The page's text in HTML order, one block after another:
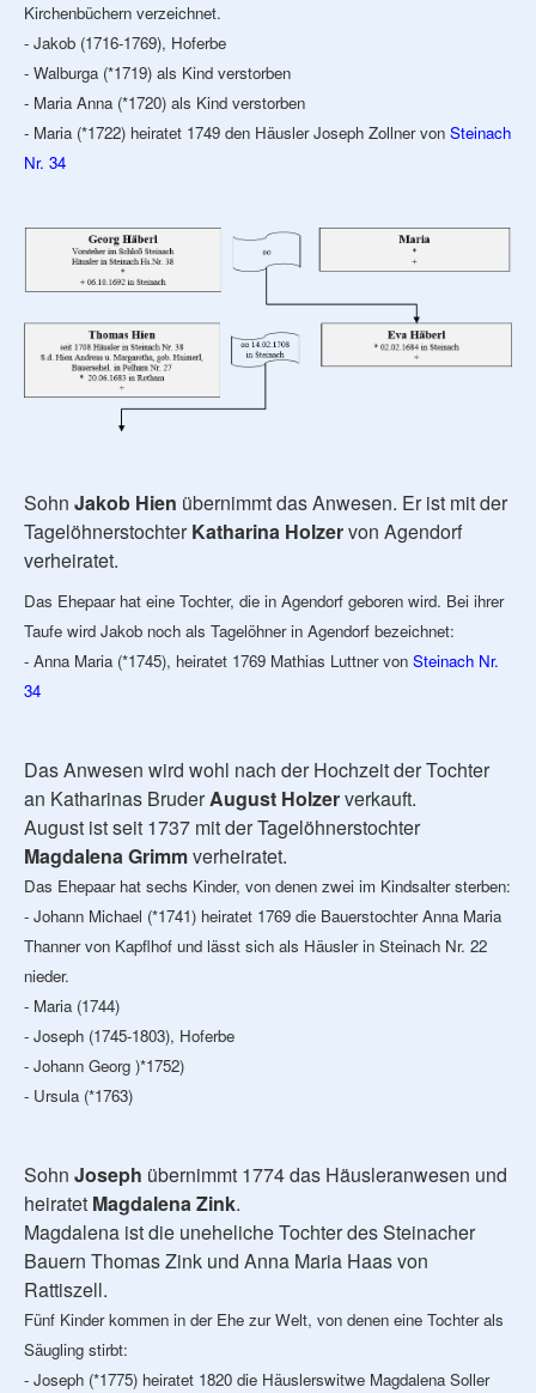
Kirchenbüchern verzeichnet.
- Jakob (1716-1769), Hoferbe
- Walburga (*1719) als Kind verstorben
- Maria Anna (*1720) als Kind verstorben
- Maria (*1722) heiratet 1749 den Häusler Joseph Zollner von Steinach
Nr. 34
Sohn Jakob Hien übernimmt das Anwesen. Er ist mit der
TagelöhnerstochterKatharina Holzervon Agendorf
verheiratet.
Das Ehepaar hat eine Tochter, die in Agendorf geboren wird. Bei ihrer
Taufe wird Jakob noch als Tagelöhner in Agendorf bezeichnet:
- Anna Maria (*1745), heiratet 1769 Mathias Luttner von Steinach Nr.
34
Das Anwesen wird wohl nach der Hochzeit der Tochter
an Katharinas BruderAugust Holzerverkauft.
August ist seit 1737 mit der Tagelöhnerstochter
Magdalena Grimmverheiratet.
Das Ehepaar hat sechs Kinder, von denen zwei im Kindsalter sterben:
- Johann Michael (*1741) heiratet 1769 die Bauerstochter Anna Maria
Thanner von Kapflhof und lässt sich als Häusler in Steinach Nr. 22
nieder.
- Maria (1744)
- Joseph (1745-1803), Hoferbe
- Johann Georg )*1752)
- Ursula (*1763)
Sohn Joseph übernimmt 1774 das Häusleranwesen und
heiratet Magdalena Zink.
Magdalena ist die uneheliche Tochter des Steinacher
Bauern Thomas Zink und Anna Maria Haas von
Rattiszell.
Fünf Kinder kommen in der Ehe zur Welt, von denen eine Tochter als
Säugling stirbt:
- Joseph (*1775) heiratet 1820 die Häuslerswitwe Magdalena Soller